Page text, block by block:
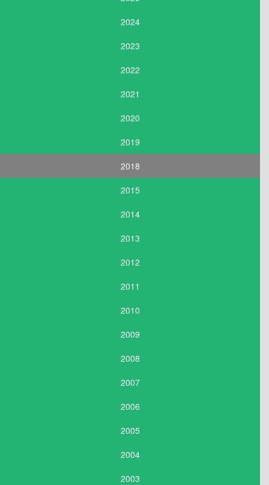
2024
2023
2022
2021
2020
2019
2018
2015
2014
2013
2012
2011
2010
2009
2008
2007
2006
2005
2004
2003